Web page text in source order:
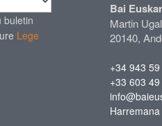
buletin
Lege
Bai
Martin
20140,
+34 943
+33 603
Harremana